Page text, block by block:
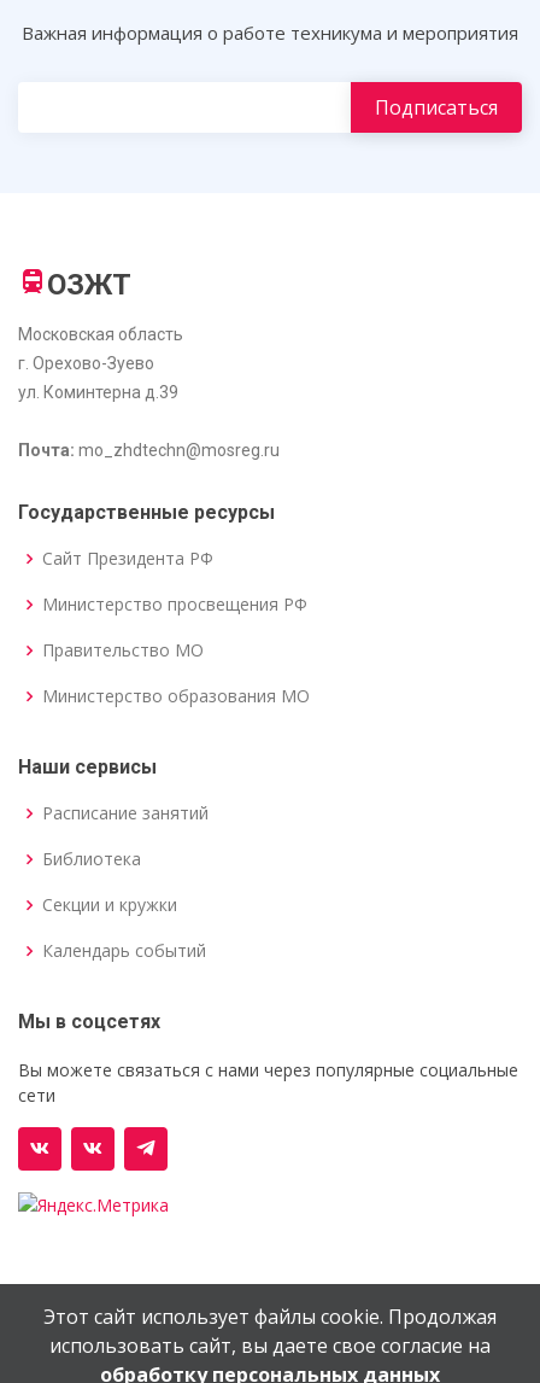
Важная информация о работе техникума и мероприятия
ОЗЖТ
Московская область
г. Орехово-Зуево
ул. Коминтерна д.39
Почта: mo_zhdtechn@mosreg.ru
Государственные ресурсы
Сайт Президента РФ
Министерство просвещения РФ
Правительство МО
Министерство образования МО
Наши сервисы
Расписание занятий
Библиотека
Секции и кружки
Календарь событий
Мы в соцсетях
Вы можете связаться с нами через популярные социальные
сети
© Орехово-Зуевский железнодорожный техникум им.
В.И.Бондаренко
Этот сайт использует файлы cookie. Продолжая
использовать сайт, вы даете свое согласие на
обработку персональных данных